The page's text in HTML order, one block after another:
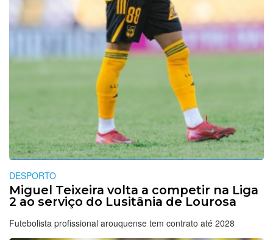
DESPORTO
Miguel Teixeira volta a competir na Liga
2 ao serviço do Lusitânia de Lourosa
Futebolista profissional arouquense tem contrato até 2028